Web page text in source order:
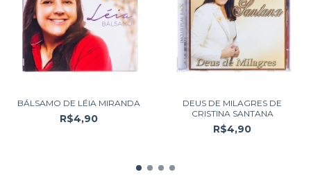
BÁLSAMO DE LÉIA MIRANDA
R$4,90
DEUS DE MILAGRES DE
CRISTINA SANTANA
R$4,90